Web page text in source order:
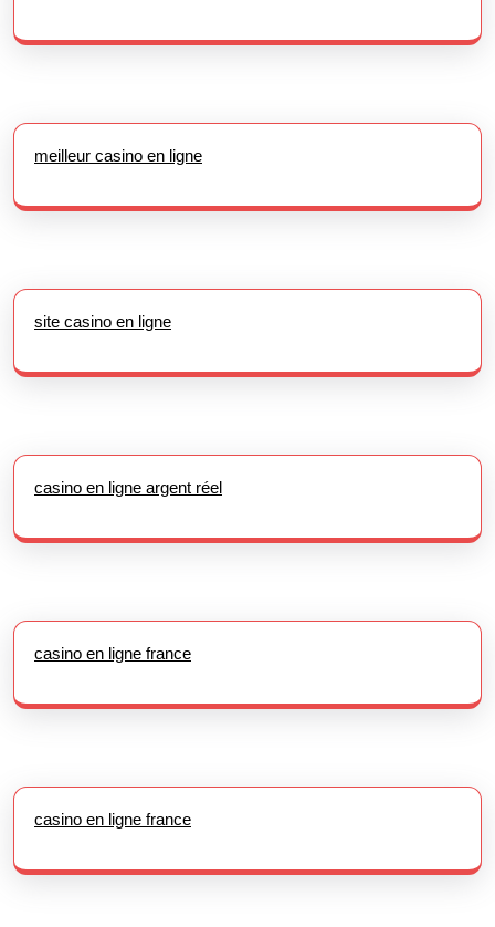
meilleur casino en ligne
site casino en ligne
casino en ligne argent réel
casino en ligne france
casino en ligne france